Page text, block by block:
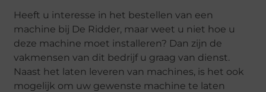
Heeft u interesse in het bestellen van een
machine bij De Ridder, maar weet u niet hoe u
deze machine moet installeren? Dan zijn de
vakmensen van dit bedrijf u graag van dienst.
Naast het laten leveren van machines, is het ook
mogelijk om uw gewenste machine te laten